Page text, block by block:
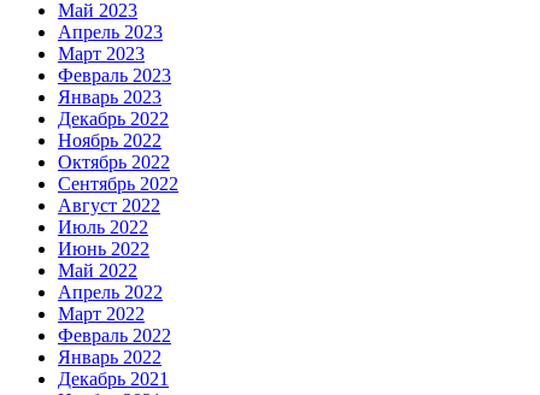
Май 2023
Апрель 2023
Март 2023
Февраль 2023
Январь 2023
Декабрь 2022
Ноябрь 2022
Октябрь 2022
Сентябрь 2022
Август 2022
Июль 2022
Июнь 2022
Май 2022
Апрель 2022
Март 2022
Февраль 2022
Январь 2022
Декабрь 2021